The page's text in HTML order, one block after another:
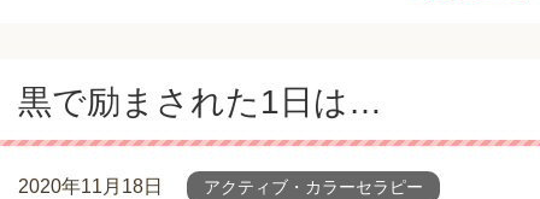
黒で励まされた1日は…
2020年11月18日 アクティブ・カラーセラピー